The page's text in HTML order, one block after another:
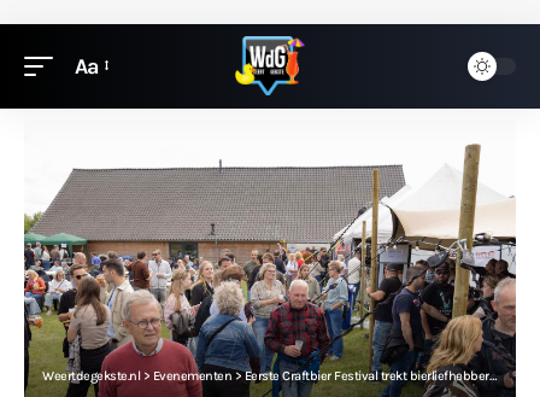
Aa
Weertdegekste.nl> Evenementen >Eerste Craftbier Festival trekt bierliefhebbers naar D’n Advekaot